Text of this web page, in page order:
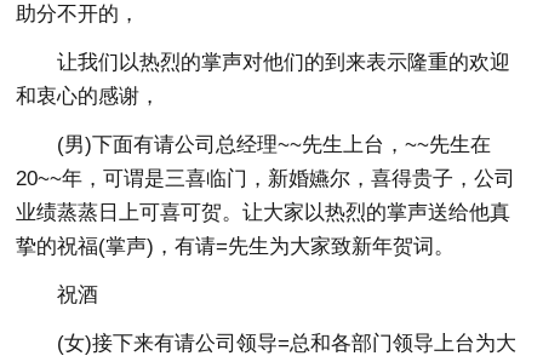
助分不开的，
让我们以热烈的掌声对他们的到来表示隆重的欢迎
和衷心的感谢，
(男)下面有请公司总经理~~先生上台，~~先生在
20~~年，可谓是三喜临门，新婚嬿尔，喜得贵子，公司
业绩蒸蒸日上可喜可贺。让大家以热烈的掌声送给他真
挚的祝福(掌声)，有请=先生为大家致新年贺词。
祝酒
(女)接下来有请公司领导=总和各部门领导上台为大